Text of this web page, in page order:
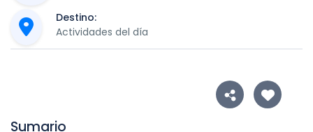
Destino:
Actividades del día
Sumario